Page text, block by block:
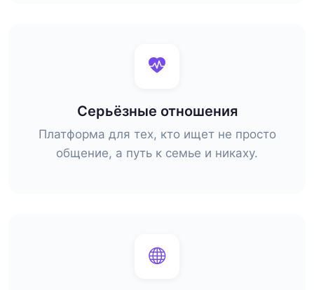
Серьёзные отношения
Платформа для тех, кто ищет не просто
общение, а путь к семье и никаху.